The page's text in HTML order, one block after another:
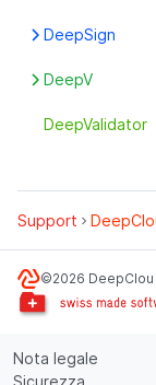
Definizioni
Definizioni per
Primi passi
DeepSign
Primi passi
DeepV
DeepValidator
Support
©2026
Nota legale
Sicurezza